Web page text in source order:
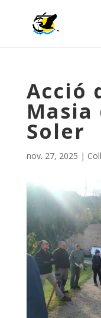
Acció
Masia
Soler
nov. 27, 2025 |